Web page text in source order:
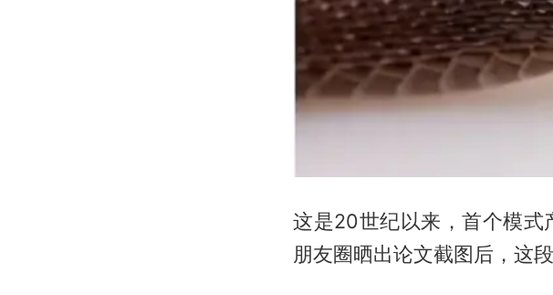
这是20世纪以来，首个模式
朋友圈晒出论文截图后，这